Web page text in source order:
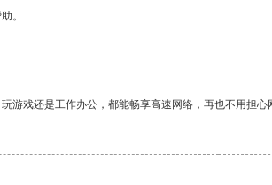
。
游戏还是工作办公，都能畅享高速网络，再也不用担心